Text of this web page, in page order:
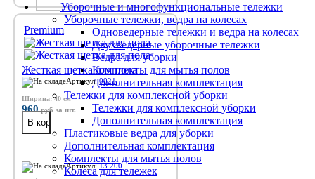
Уборочные и многофункциональные тележки
Уборочные тележки, ведра на колесах
Одноведерные тележки и ведра на колесах
Двухведерные уборочные тележки
Ведра для уборки
Комплекты для мытья полов
Дополнительная комплектация
Тележки для комплексной уборки
Тележки для комплексной уборки
Дополнительная комплектация
Пластиковые ведра для уборки
Дополнительная комплектация
Комплекты для мытья полов
Колёса для тележек
Premium
Жесткая щетка для пола
Артикул:0021
Ширина: 40 см
960руб за шт.
Артикул:13.200